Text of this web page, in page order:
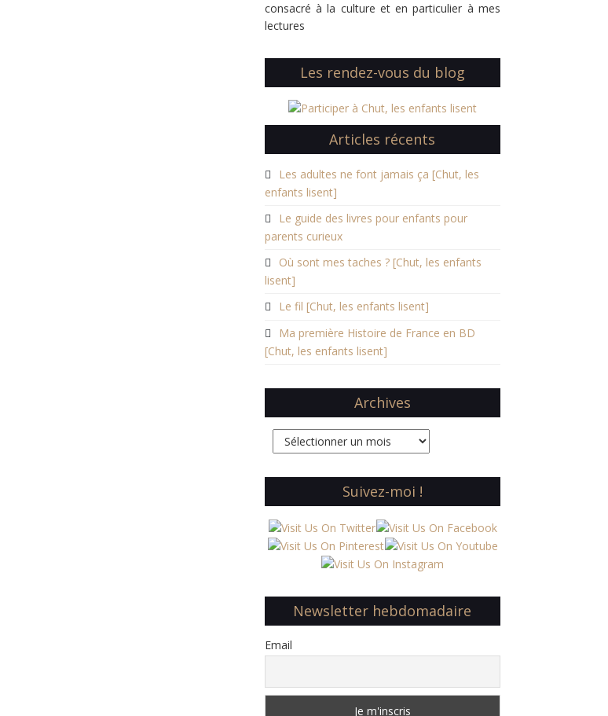
consacré à la culture et en particulier à mes
lectures
Les rendez-vous du blog
Articles récents
Les adultes ne font jamais ça [Chut, les
enfants lisent]
Le guide des livres pour enfants pour
parents curieux
Où sont mes taches ? [Chut, les enfants
lisent]
Le fil [Chut, les enfants lisent]
Ma première Histoire de France en BD
[Chut, les enfants lisent]
Archives
Archives
Suivez-moi !
Newsletter hebdomadaire
Email